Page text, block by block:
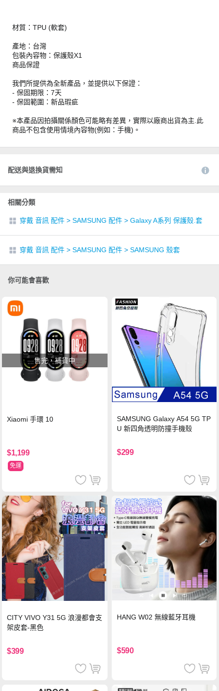
材質：TPU (軟套)
產地：台灣
包裝內容物：保護殼X1
商品保證
我們所提供為全新產品，並提供以下保證：
- 保固期限：7天
- 保固範圍：新品瑕疵
※本產品因拍攝關係顏色可能略有差異，實際以廠商出貨為主.此
商品不包含使用情境內容物(例如：手機)。
配送與退換貨需知
相關分類
穿戴 音訊 配件 > SAMSUNG 配件 > Galaxy A系列 保護殼.套
穿戴 音訊 配件 > SAMSUNG 配件 > SAMSUNG 殼套
你可能會喜歡
售完，補貨中
Xiaomi 手環 10
$1,199
免運
SAMSUNG Galaxy A54 5G TP
U 新四角透明防撞手機殼
$299
CITY VIVO Y31 5G 浪漫都會支
架皮套-黑色
$399
HANG W02 無線藍牙耳機
$590